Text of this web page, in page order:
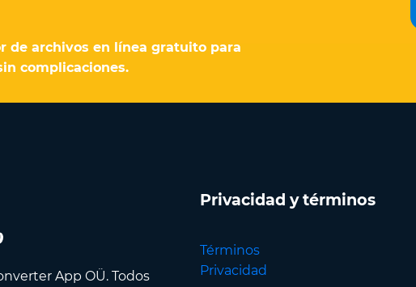
de archivos en línea gratuito para
complicaciones.
App OÜ. Todos
Privacidad y términos
Términos
Privacidad